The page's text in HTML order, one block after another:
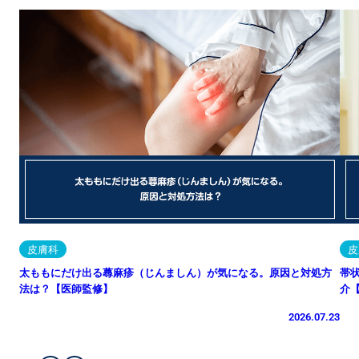
皮膚科
太ももにだけ出る蕁麻疹（じんましん）が気になる。原因と対処方
法は？【医師監修】
2026.07.23
帯
介